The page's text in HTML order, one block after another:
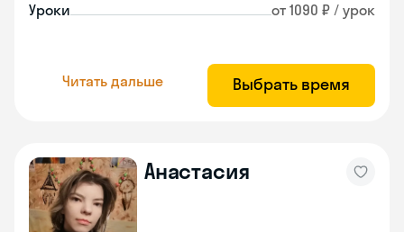
Уроки от 1090 ₽ / урок
Читать дальше Выбрать время
Анастасия